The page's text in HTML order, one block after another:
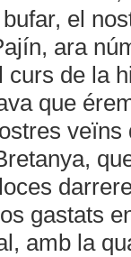
el
ara
curs de la
que
veïns
gastats
amb la